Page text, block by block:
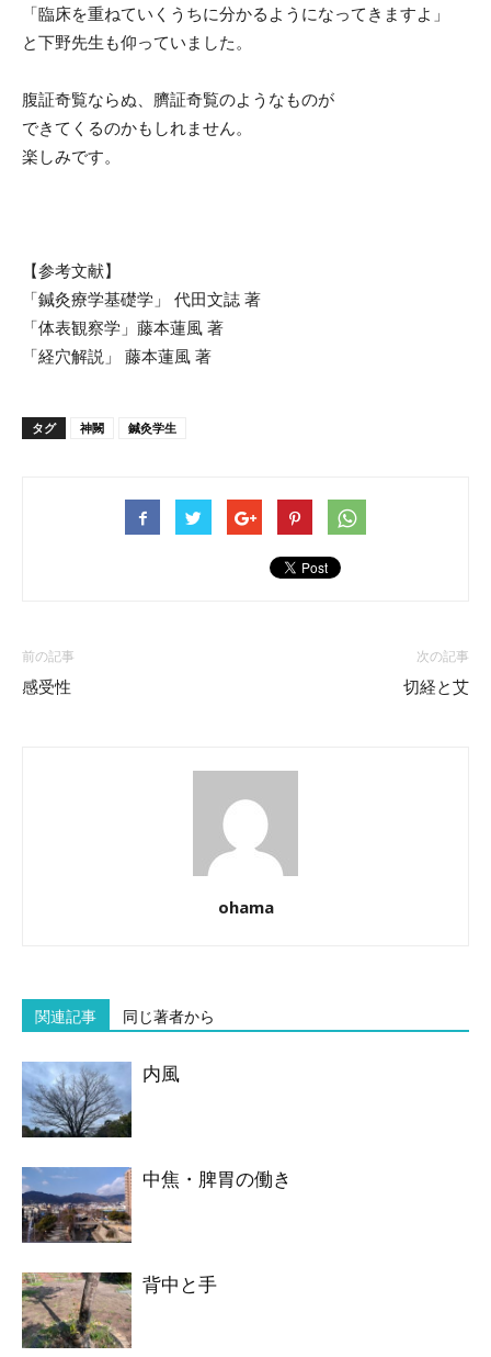
「臨床を重ねていくうちに分かるようになってきますよ」
と下野先生も仰っていました。
腹証奇覧ならぬ、臍証奇覧のようなものが
できてくるのかもしれません。
楽しみです。
【参考文献】
「鍼灸療学基礎学」 代田文誌 著
「体表観察学」藤本蓮風 著
「経穴解説」 藤本蓮風 著
タグ 神闕 鍼灸学生
前の記事
感受性
次の記事
切経と艾
ohama
関連記事 同じ著者から
内風
中焦・脾胃の働き
背中と手